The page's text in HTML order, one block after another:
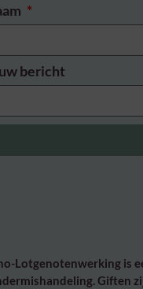
bericht
Lotgenotenwerking is
Giften